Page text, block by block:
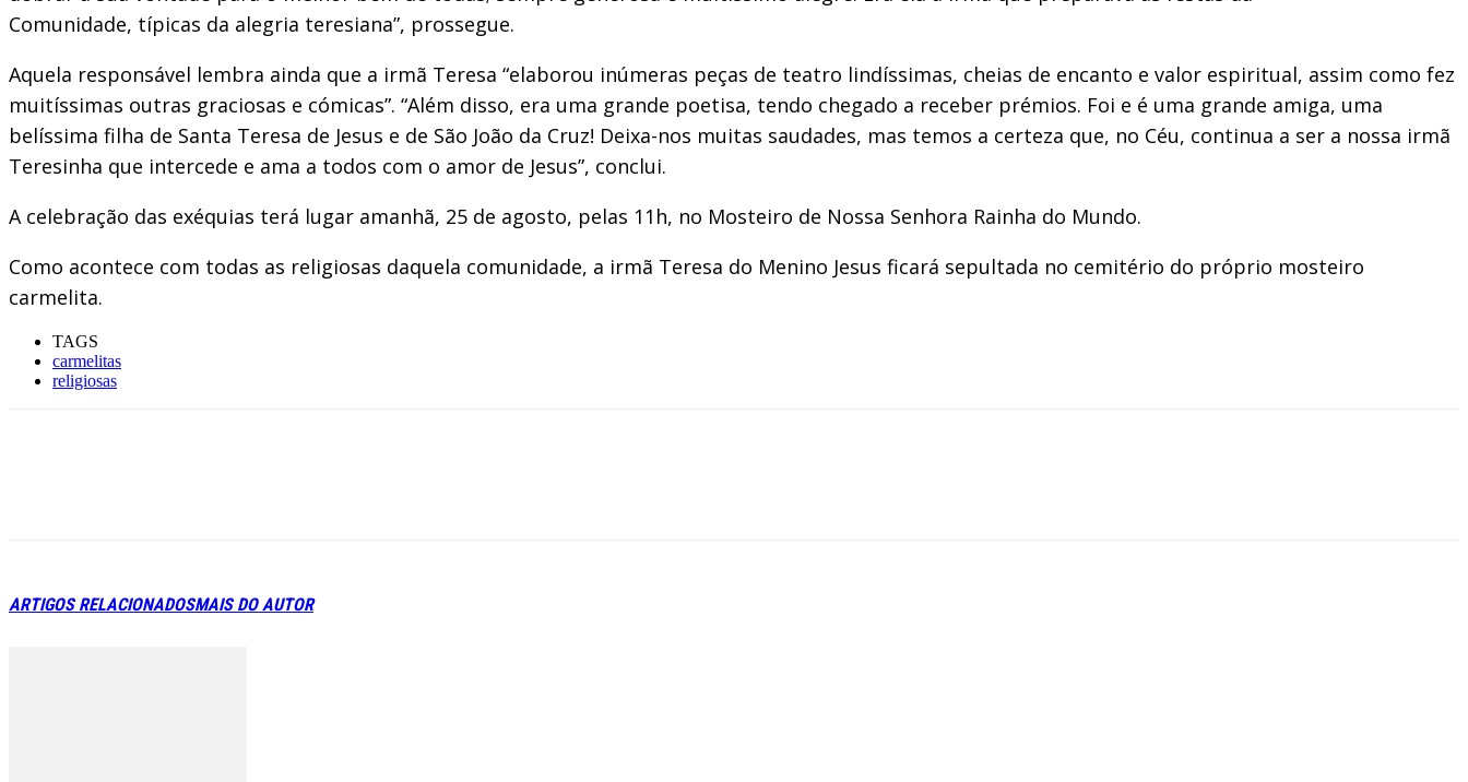
Comunidade, típicas da alegria teresiana”, prossegue.
Aquela responsável lembra ainda que a irmã Teresa “elaborou inúmeras peças de teatro lindíssimas, cheias de encanto e valor espiritual, assim como fez
muitíssimas outras graciosas e cómicas”. “Além disso, era uma grande poetisa, tendo chegado a receber prémios. Foi e é uma grande amiga, uma
belíssima filha de Santa Teresa de Jesus e de São João da Cruz! Deixa-nos muitas saudades, mas temos a certeza que, no Céu, continua a ser a nossa irmã
Teresinha que intercede e ama a todos com o amor de Jesus”, conclui.
A celebração das exéquias terá lugar amanhã, 25 de agosto, pelas 11h, no Mosteiro de Nossa Senhora Rainha do Mundo.
Como acontece com todas as religiosas daquela comunidade, a irmã Teresa do Menino Jesus ficará sepultada no cemitério do próprio mosteiro
carmelita.
TAGS
carmelitas
religiosas
ARTIGOS RELACIONADOSMAIS DO AUTOR